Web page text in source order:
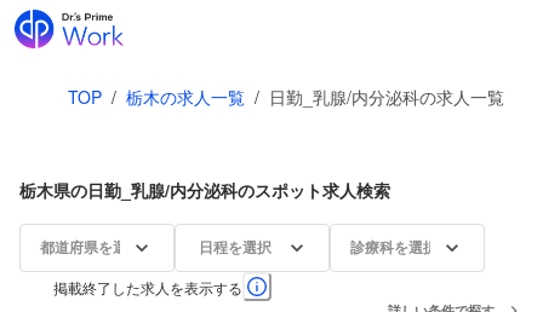
TOP / 栃木の求人一覧 / 日勤_乳腺/内分泌科の求人一覧
栃木県の日勤_乳腺/内分泌科のスポット求人検索
都道府県を選択 日程を選択 診療科を選択
掲載終了した求人を表示する